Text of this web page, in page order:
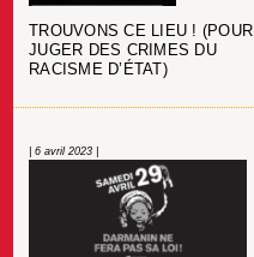
TROUVONS CE LIEU ! (POUR
JUGER DES CRIMES DU
RACISME D’ÉTAT)
| 6 avril 2023 |